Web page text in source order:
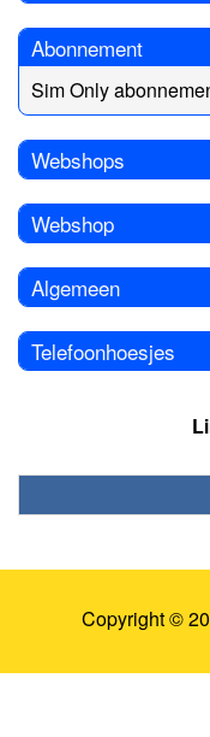
Abonnement
Sim Only
Webshops
Webshop
Algemeen
Telefoonhoesjes
Copyright ©